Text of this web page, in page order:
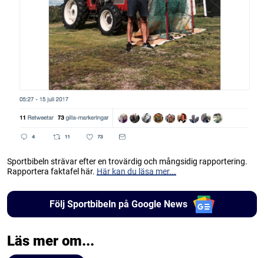
Sportbibeln strävar efter en trovärdig och mångsidig rapportering.
Rapportera faktafel här. Här kan du läsa mer...
Följ Sportbibeln på Google News
Läs mer om...